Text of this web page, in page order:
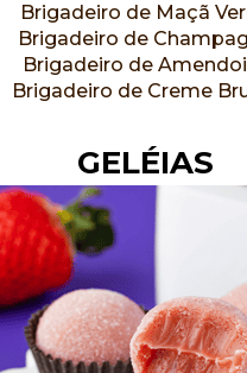
Brigadeiro de Maçã
Brigadeiro de
Brigadeiro de
Brigadeiro de Creme
GELÉIAS